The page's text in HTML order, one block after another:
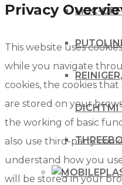
MUC-
Privacy
This website uses
while you navigate
cookies, the cookies
are stored on your
the working of basic
also use third-party
understand how you
will be stored in your